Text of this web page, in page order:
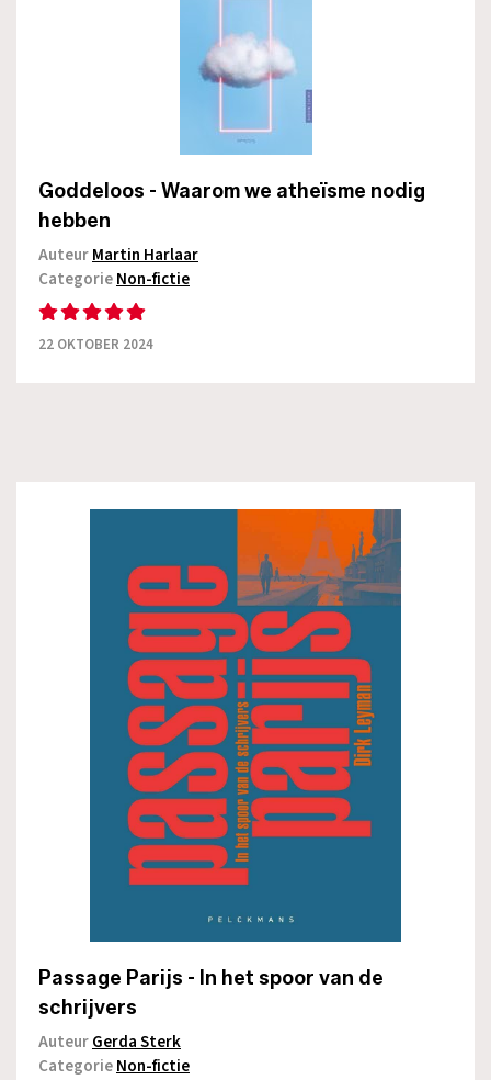
Goddeloos - Waarom we atheïsme nodig
hebben
AuteurMartin Harlaar
CategorieNon-fictie
22 OKTOBER 2024
Passage Parijs - In het spoor van de
schrijvers
AuteurGerda Sterk
CategorieNon-fictie